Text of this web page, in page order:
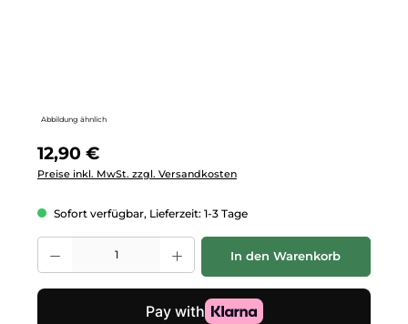
Abbildung ähnlich
Regulärer Preis:
12,90 €
Preise inkl. MwSt. zzgl. Versandkosten
Sofort verfügbar, Lieferzeit: 1-3 Tage
Produkt Anzahl: Gib den gewünschten Wert ein oder benutze die
In den Warenkorb